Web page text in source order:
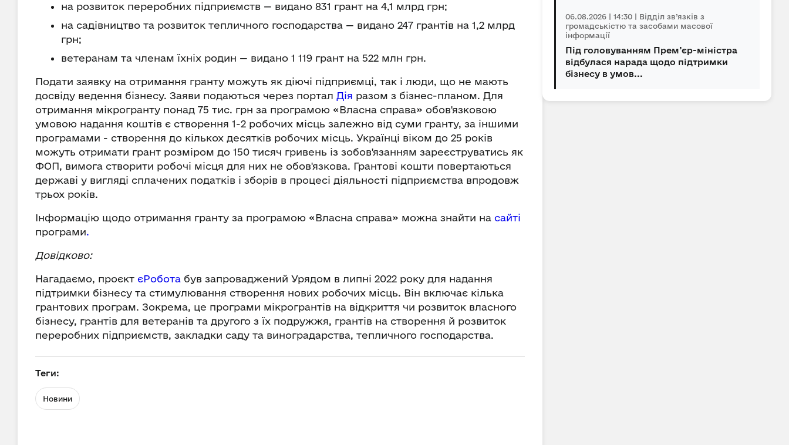
на розвиток переробних підприємств — видано 831 грант на 4,1 млрд грн;
на садівництво та розвиток тепличного господарства — видано 247 грантів на 1,2 млрд
грн;
ветеранам та членам їхніх родин — видано 1 119 грант на 522 млн грн.
Подати заявку на отримання гранту можуть як діючі підприємці, так і люди, що не мають
досвіду ведення бізнесу. Заяви подаються через портал Дія разом з бізнес-планом. Для
отримання мікрогранту понад 75 тис. грн за програмою «Власна справа» обов'язковою
умовою надання коштів є створення 1-2 робочих місць залежно від суми гранту, за іншими
програмами - створення до кількох десятків робочих місць. Українці віком до 25 років
можуть отримати грант розміром до 150 тисяч гривень із зобов'язанням зареєструватись як
ФОП, вимога створити робочі місця для них не обов'язкова. Грантові кошти повертаються
державі у вигляді сплачених податків і зборів в процесі діяльності підприємства впродовж
трьох років.
Інформацію щодо отримання гранту за програмою «Власна справа» можна знайти на сайті
програми.
Довідково:
Нагадаємо, проєкт єРобота був запроваджений Урядом в липні 2022 року для надання
підтримки бізнесу та стимулювання створення нових робочих місць. Він включає кілька
грантових програм. Зокрема, це програми мікрогрантів на відкриття чи розвиток власного
бізнесу, грантів для ветеранів та другого з їх подружжя, грантів на створення й розвиток
переробних підприємств, закладки саду та виноградарства, тепличного господарства.
Теги:
Новини
06.08.2026 | 14:30 | Відділ зв’язків з
громадськістю та засобами масової
інформації
Під головуванням Прем’єр-міністра
відбулася нарада щодо підтримки
бізнесу в умов...